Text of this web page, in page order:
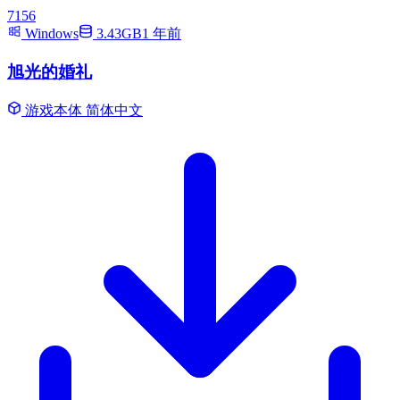
7156
Windows
3.43GB1 年前
旭光的婚礼
游戏本体 简体中文